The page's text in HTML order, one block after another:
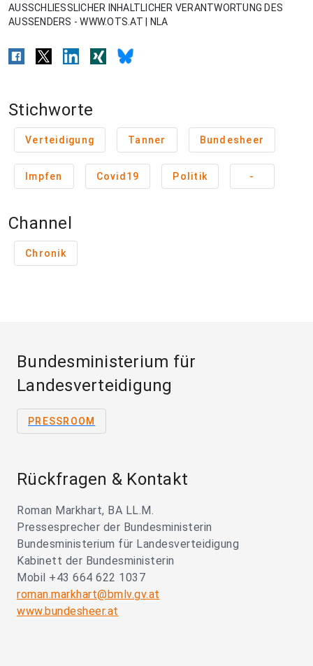
AUSSCHLIESSLICHER INHALTLICHER VERANTWORTUNG DES
AUSSENDERS - WWW.OTS.AT | NLA
Stichworte
Verteidigung Tanner Bundesheer
Impfen Covid19 Politik -
Channel
Chronik
Bundesministerium für
Landesverteidigung
PRESSROOM
Rückfragen & Kontakt
Roman Markhart, BA LL.M.
Pressesprecher der Bundesministerin
Bundesministerium für Landesverteidigung
Kabinett der Bundesministerin
Mobil +43 664 622 1037
roman.markhart@bmlv.gv.at
www.bundesheer.at